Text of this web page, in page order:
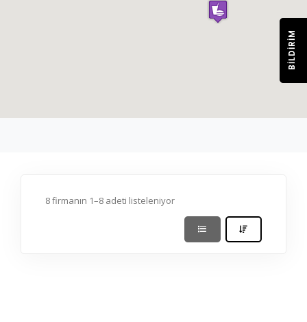
8 firmanın 1–8 adeti listeleniyor
BILDIRIM